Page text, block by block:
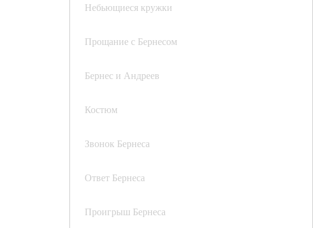
Небьющиеся кружки
Прощание с Бернесом
Бернес и Андреев
Костюм
Звонок Бернеса
Ответ Бернеса
Проигрыш Бернеса